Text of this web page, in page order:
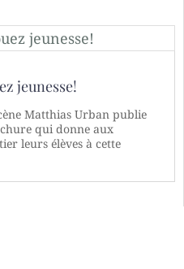
jeunesse!
Matthias Urban publie
qui donne aux
leurs élèves à cette